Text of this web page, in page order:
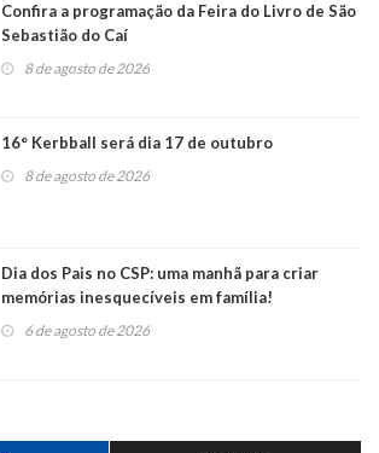
Confira a programação da Feira do Livro de São
Sebastião do Caí
8 de agosto de 2026
16° Kerbball será dia 17 de outubro
8 de agosto de 2026
Dia dos Pais no CSP: uma manhã para criar
memórias inesquecíveis em família!
6 de agosto de 2026